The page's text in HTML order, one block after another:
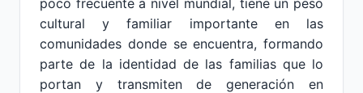
poco frecuente a nivel mundial, tiene un peso
cultural y familiar importante en las
comunidades donde se encuentra, formando
parte de la identidad de las familias que lo
portan y transmiten de generación en